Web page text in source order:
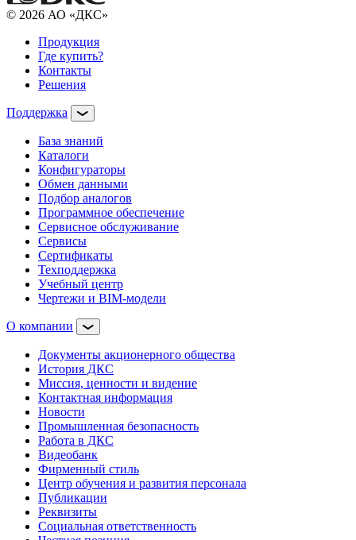
© 2026 АО «ДКС»
Продукция
Где купить?
Контакты
Решения
Поддержка
База знаний
Каталоги
Конфигураторы
Обмен данными
Подбор аналогов
Программное обеспечение
Сервисное обслуживание
Сервисы
Сертификаты
Техподдержка
Учебный центр
Чертежи и BIM-модели
О компании
Документы акционерного общества
История ДКС
Миссия, ценности и видение
Контактная информация
Новости
Промышленная безопасность
Работа в ДКС
Видеобанк
Фирменный стиль
Центр обучения и развития персонала
Публикации
Реквизиты
Социальная ответственность